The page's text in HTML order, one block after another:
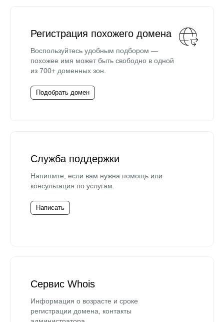
Регистрация похожего домена
Воспользуйтесь удобным подбором —
похожее имя может быть свободно в одной
из 700+ доменных зон.
Подобрать домен
Служба поддержки
Напишите, если вам нужна помощь или
консультация по услугам.
Написать
Сервис Whois
Информация о возрасте и сроке
регистрации домена, контакты